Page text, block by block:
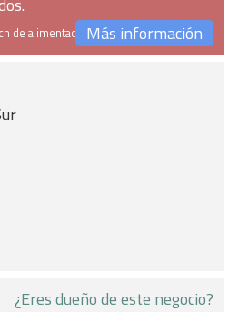
de alimentaciónMás información
¿Eres dueño de este negocio?